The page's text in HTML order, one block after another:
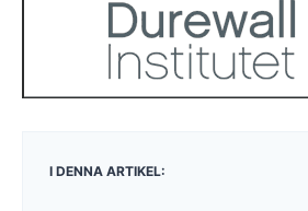
I DENNA ARTIKEL: